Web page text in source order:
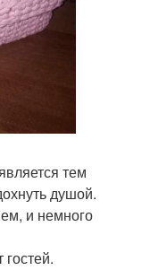
тем
душой.
и немного